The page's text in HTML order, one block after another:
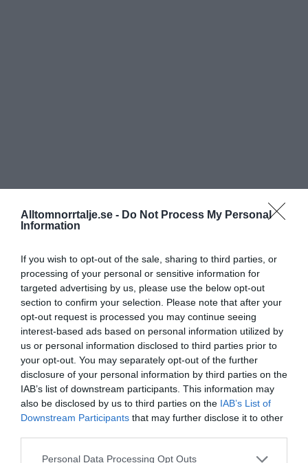
Alltomnorrtalje.se - Do Not Process My Personal
Information
If you wish to opt-out of the sale, sharing to third parties, or
processing of your personal or sensitive information for
targeted advertising by us, please use the below opt-out
section to confirm your selection. Please note that after your
opt-out request is processed you may continue seeing
interest-based ads based on personal information utilized by
us or personal information disclosed to third parties prior to
your opt-out. You may separately opt-out of the further
disclosure of your personal information by third parties on the
IAB’s list of downstream participants. This information may
also be disclosed by us to third parties on the IAB’s List of
Downstream Participants that may further disclose it to other
Personal Data Processing Opt Outs